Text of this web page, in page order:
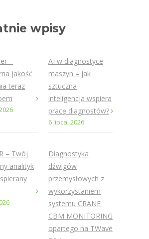
wpisy
–
jakość
teraz
AI w diagnostyce
maszyn – jak
sztuczna
inteligencja wspiera
pracę diagnostów?
6 lipca, 2026
– Twój
analityk
Diagnostyka
dźwigów
przemysłowych z
wykorzystaniem
systemu CRANE
CBM MONITORING
opartego na TWave